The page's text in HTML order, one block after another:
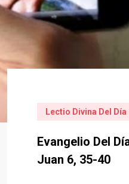
Lectio Divina Del Día
Evangelio Del
Juan 6, 35-40